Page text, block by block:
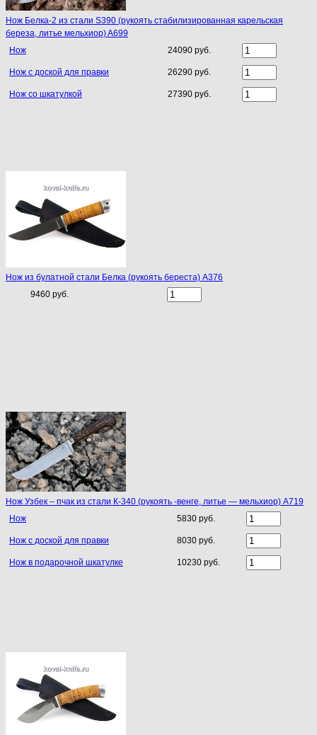
Нож Белка-2 из стали S390 (рукоять стабилизированная карельская
береза, литье мельхиор) A699
Нож
24090 руб.
Нож с доской для правки 26290 руб.
Нож со шкатулкой 27390 руб.
Нож из булатной стали Белка (рукоять береста) A376
9460 руб.
Нож Узбек – пчак из стали К-340 (рукоять -венге, литье — мельхиор) A719
Нож
5830 руб.
Нож с доской для правки 8030 руб.
Нож в подарочной шкатулке 10230 руб.